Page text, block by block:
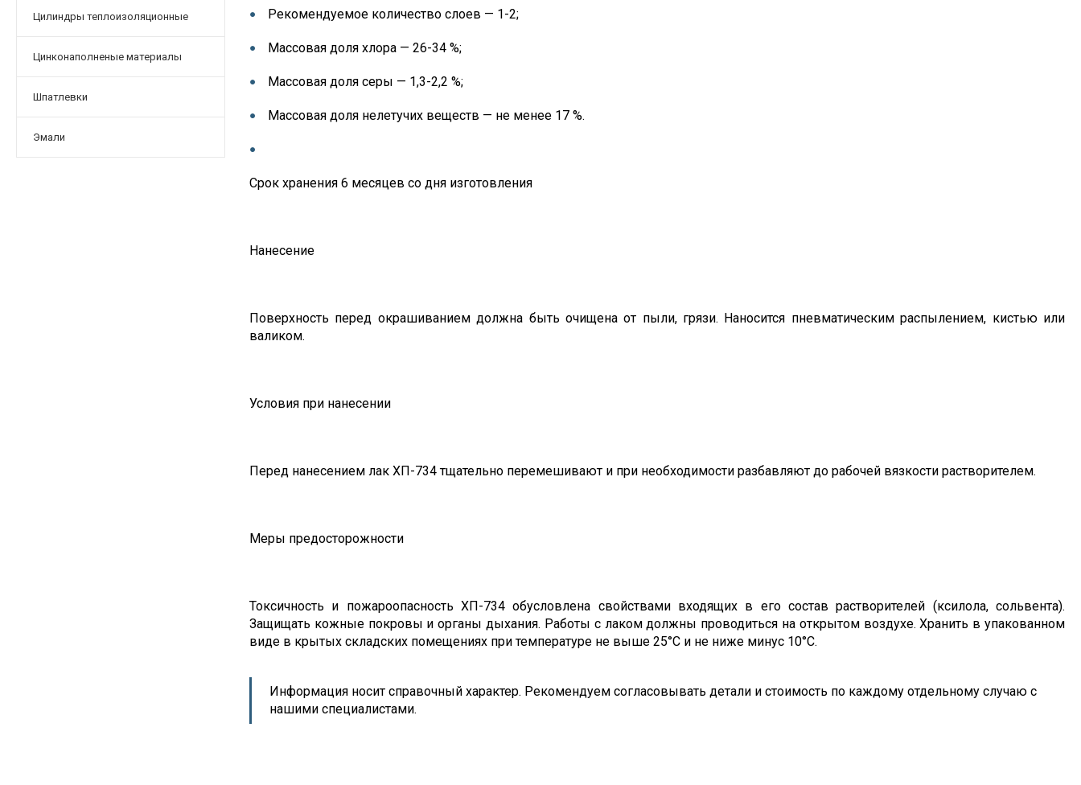
Цилиндры теплоизоляционные
Цинконаполненые материалы
Шпатлевки
Эмали
Рекомендуемое количество слоев — 1-2;
Массовая доля хлора — 26-34 %;
Массовая доля серы — 1,3-2,2 %;
Массовая доля нелетучих веществ — не менее 17 %.
Срок хранения 6 месяцев со дня изготовления
Нанесение
Поверхность перед окрашиванием должна быть очищена от пыли, грязи. Наносится пневматическим распылением, кистью или
валиком.
Условия при нанесении
Перед нанесением лак ХП-734 тщательно перемешивают и при необходимости разбавляют до рабочей вязкости растворителем.
Меры предосторожности
Токсичность и пожароопасность ХП-734 обусловлена свойствами входящих в его состав растворителей (ксилола, сольвента).
Защищать кожные покровы и органы дыхания. Работы с лаком должны проводиться на открытом воздухе. Хранить в упакованном
виде в крытых складских помещениях при температуре не выше 25°С и не ниже минус 10°С.
Информация носит справочный характер. Рекомендуем согласовывать детали и стоимость по каждому отдельному случаю с
нашими специалистами.